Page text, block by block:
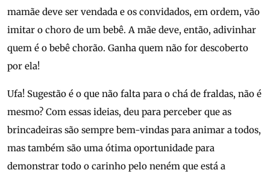
mamãe deve ser vendada e os convidados, em ordem, vão
imitar o choro de um bebê. A mãe deve, então, adivinhar
quem é o bebê chorão. Ganha quem não for descoberto
por ela!
Ufa! Sugestão é o que não falta para o chá de fraldas, não é
mesmo? Com essas ideias, deu para perceber que as
brincadeiras são sempre bem-vindas para animar a todos,
mas também são uma ótima oportunidade para
demonstrar todo o carinho pelo neném que está a